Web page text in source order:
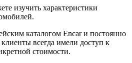
изучить характеристики
каталогом Encar и постоянно
всегда имели доступ к
стоимости.